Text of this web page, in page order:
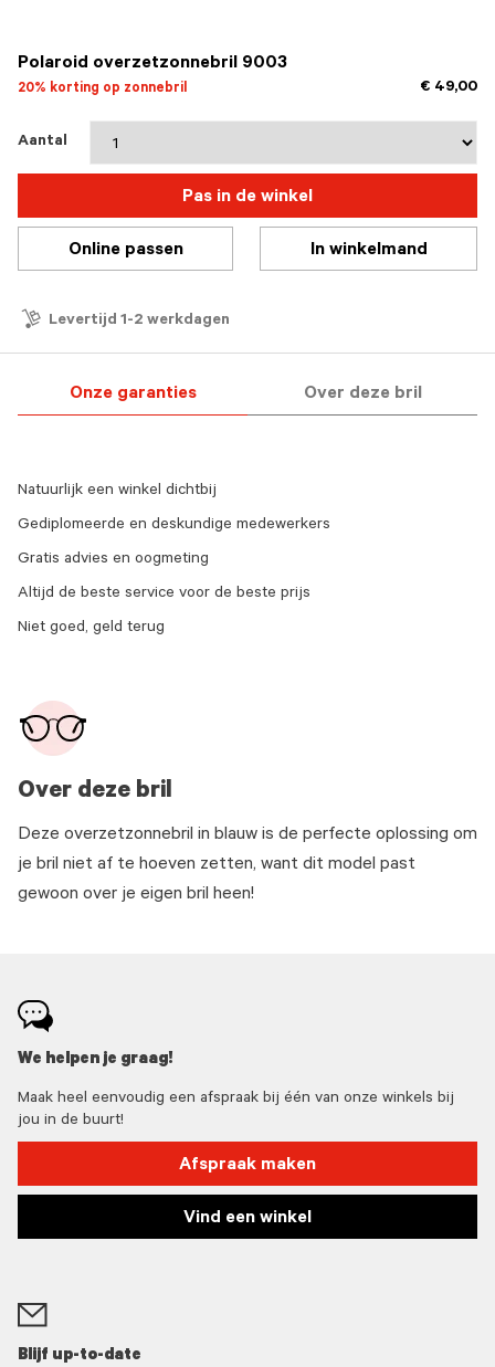
Polaroid overzetzonnebril 9003
20% korting op zonnebril € 49,00
Aantal
Pas in de winkel
Online passen In winkelmand
Levertijd 1-2 werkdagen
Onze garanties Over deze bril
Over deze bril
Deze overzetzonnebril in blauw is de perfecte oplossing om
je bril niet af te hoeven zetten, want dit model past
gewoon over je eigen bril heen!
Natuurlijk een winkel dichtbij
Gediplomeerde en deskundige medewerkers
Gratis advies en oogmeting
Altijd de beste service voor de beste prijs
Niet goed, geld terug
We helpen je graag!
Maak heel eenvoudig een afspraak bij één van onze winkels bij
jou in de buurt!
Afspraak maken
Vind een winkel
Blijf up-to-date